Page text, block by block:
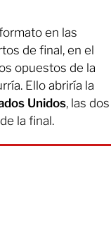
en las
de final, en el
opuestos de la
Ello abriría la
Unidos, las dos
la final.